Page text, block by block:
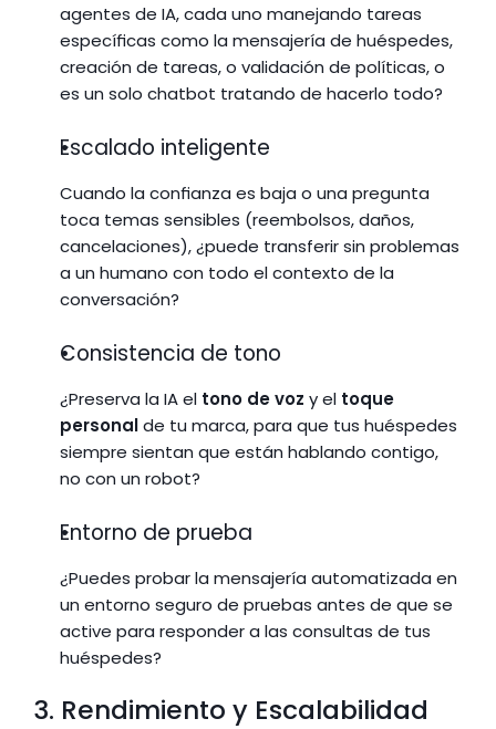
agentes de IA, cada uno manejando tareas
específicas como la mensajería de huéspedes,
creación de tareas, o validación de políticas, o
es un solo chatbot tratando de hacerlo todo?
Escalado inteligente
Cuando la confianza es baja o una pregunta
toca temas sensibles (reembolsos, daños,
cancelaciones), ¿puede transferir sin problemas
a un humano con todo el contexto de la
conversación?
Consistencia de tono
¿Preserva la IA el tono de voz y el toque
personal de tu marca, para que tus huéspedes
siempre sientan que están hablando contigo,
no con un robot?
Entorno de prueba
¿Puedes probar la mensajería automatizada en
un entorno seguro de pruebas antes de que se
active para responder a las consultas de tus
huéspedes?
3. Rendimiento y Escalabilidad